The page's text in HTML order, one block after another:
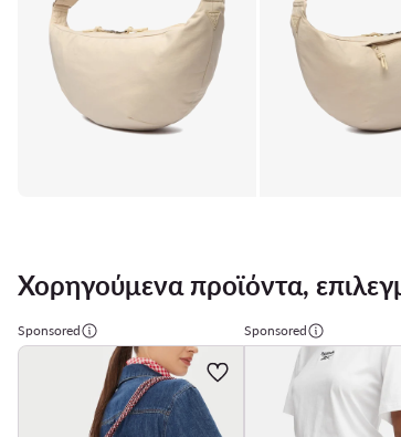
Χορηγούμενα προϊόντα,
Sponsored Sponsored